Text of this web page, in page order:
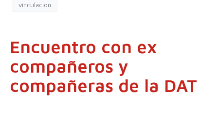
vinculacion
Encuentro con ex
compañeros y
compañeras de la DAT